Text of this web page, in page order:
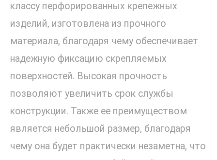
классу перфорированных крепежных
изделий, изготовлена из прочного
материала, благодаря чему обеспечивает
надежную фиксацию скрепляемых
поверхностей. Высокая прочность
позволяют увеличить срок службы
конструкции. Также ее преимуществом
является небольшой размер, благодаря
чему она будет практически незаметна, что